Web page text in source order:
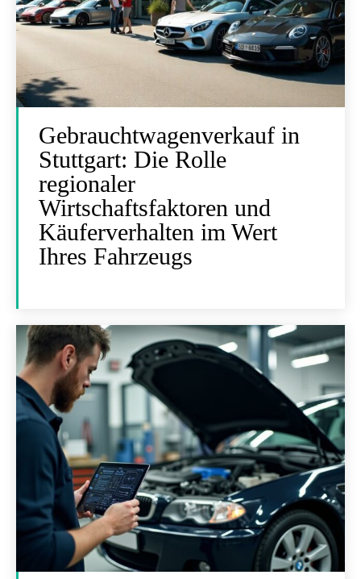
Gebrauchtwagenverkauf in
Stuttgart: Die Rolle
regionaler
Wirtschaftsfaktoren und
Käuferverhalten im Wert
Ihres Fahrzeugs